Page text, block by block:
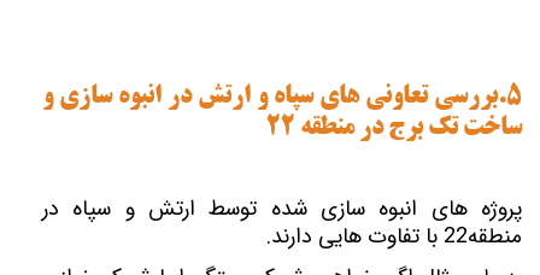
5.بررسی تعاونی های سپاه و ارتش در انبوه سازی و
ساخت تک برج در منطقه 22
پروژه های انبوه سازی شده توسط ارتش و سپاه در
منطقه22 با تفاوت هایی دارند.